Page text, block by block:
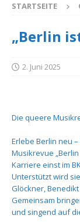
STARTSEITE
„Berlin
2. Juni 2025
Die queere
Erlebe Berlin neu
Musikrevue
Karriere einst im
Unterstützt wird
Glöckner,
Gemeinsam
und singend auf